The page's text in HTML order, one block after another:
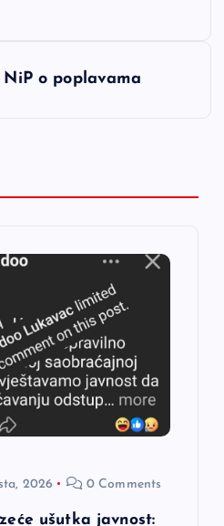
o poplavama
2026 0 Comments
ušutka javnost: